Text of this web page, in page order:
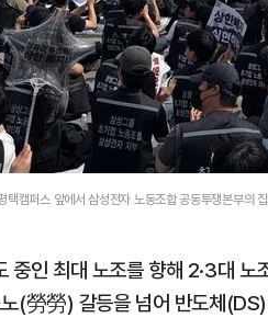
택캠퍼스 앞에서 삼성전자 노동조합 공동투쟁본부의
중인 최대 노조를 향해 2·3대
(勞勞) 갈등을 넘어 반도체